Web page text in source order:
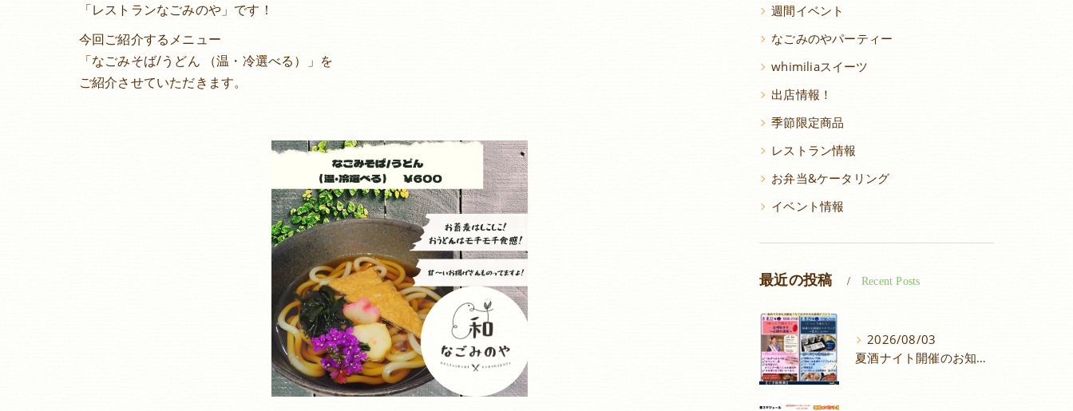
「レストランなごみのや」です！
今回ご紹介するメニュー
「なごみそば/うどん （温・冷選べる）」を
ご紹介させていただきます。
週間イベント
なごみのやパーティー
whimiliaスイーツ
出店情報！
季節限定商品
レストラン情報
お弁当&ケータリング
イベント情報
最近の投稿 Recent Posts
2026/08/03
夏酒ナイト開催のお知らせ